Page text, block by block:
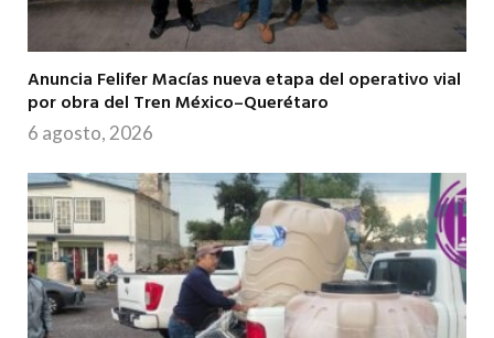
Anuncia Felifer Macías nueva etapa del operativo vial
por obra del Tren México–Querétaro
6 agosto, 2026